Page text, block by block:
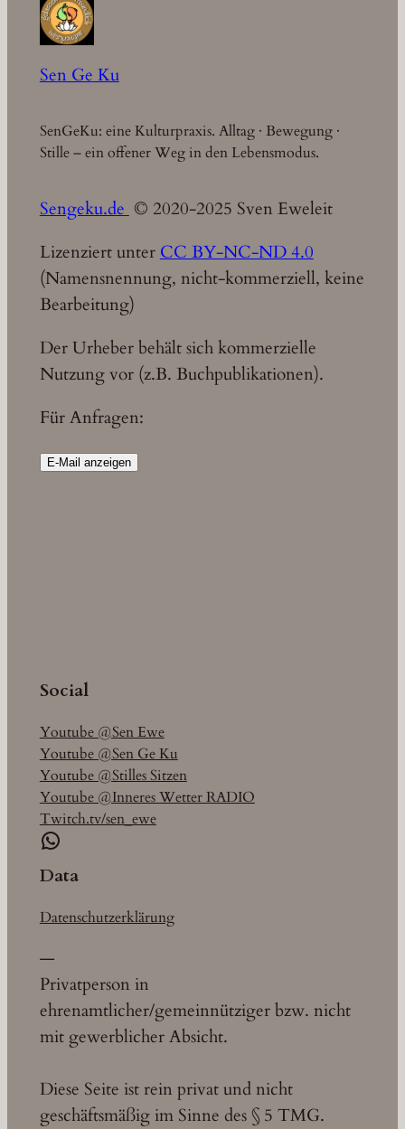
Sen Ge Ku
SenGeKu: eine Kulturpraxis. Alltag · Bewegung ·
Stille – ein offener Weg in den Lebensmodus.
Sengeku.de © 2020-2025 Sven Eweleit
Lizenziert unter CC BY-NC-ND 4.0
(Namensnennung, nicht-kommerziell, keine
Bearbeitung)
Der Urheber behält sich kommerzielle
Nutzung vor (z.B. Buchpublikationen).
Für Anfragen:
E-Mail anzeigen
Social
Youtube @Sen Ewe
Youtube @Sen Ge Ku
Youtube @Stilles Sitzen
Youtube @Inneres Wetter RADIO
Twitch.tv/sen_ewe
WhatsApp
Data
Datenschutzerklärung
—
Privatperson in
ehrenamtlicher/gemeinnütziger bzw. nicht
mit gewerblicher Absicht.
Diese Seite ist rein privat und nicht
geschäftsmäßig im Sinne des § 5 TMG.